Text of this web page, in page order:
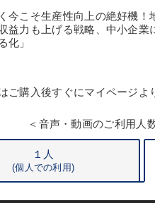
今こそ生産性向上の絶好機
益力も上げる戦略、中小企
化」
ご購入後すぐにマイページよ
＜音声・動画のご利用人
１人
(個人での利用)